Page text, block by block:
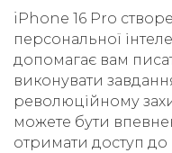
iPhone 16 Pro
персональної
допомагає вам
виконувати
революційному
можете бути
отримати доступ